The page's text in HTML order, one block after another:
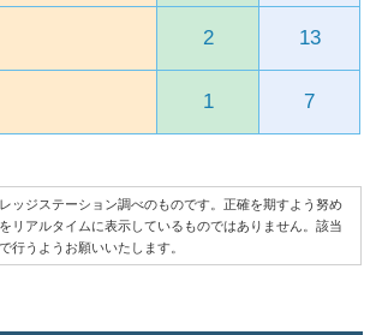
2 13
1 7
ッジステーション調べのものです。正確を期すよう努め
リアルタイムに表示しているものではありません。該当
行うようお願いいたします。